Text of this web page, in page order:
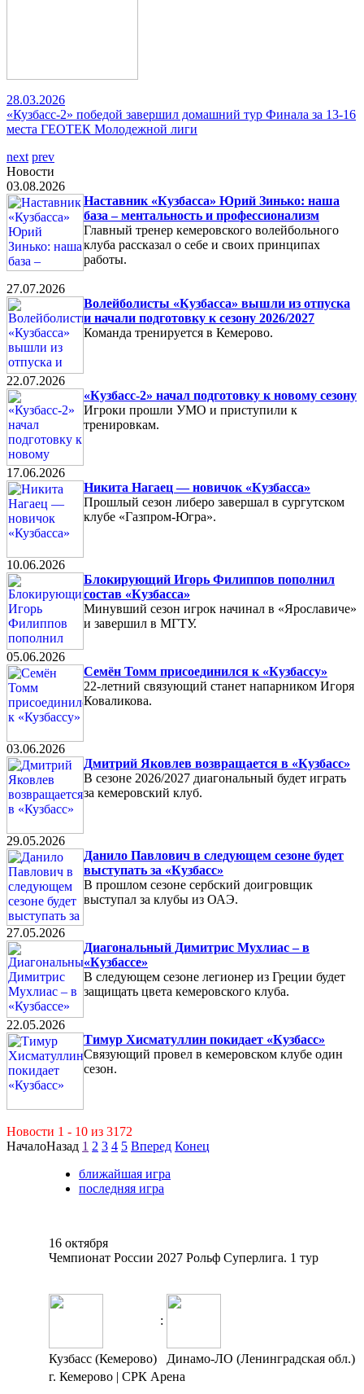
28.03.2026
«Кузбасс-2» победой завершил домашний тур Финала за 13-16
места ГЕОТЕК Молодежной лиги
next prev
Новости
03.08.2026
Наставник «Кузбасса» Юрий Зинько: наша
база – ментальность и профессионализм
Главный тренер кемеровского волейбольного
клуба рассказал о себе и своих принципах
работы.
27.07.2026
Волейболисты «Кузбасса» вышли из отпуска
и начали подготовку к сезону 2026/2027
Команда тренируется в Кемерово.
22.07.2026
«Кузбасс-2» начал подготовку к новому сезону
Игроки прошли УМО и приступили к
тренировкам.
17.06.2026
Никита Нагаец — новичок «Кузбасса»
Прошлый сезон либеро завершал в сургутском
клубе «Газпром-Югра».
10.06.2026
Блокирующий Игорь Филиппов пополнил
состав «Кузбасса»
Минувший сезон игрок начинал в «Ярославиче»
и завершил в МГТУ.
05.06.2026
Семён Томм присоединился к «Кузбассу»
22-летний связующий станет напарником Игоря
Коваликова.
03.06.2026
Дмитрий Яковлев возвращается в «Кузбасс»
В сезоне 2026/2027 диагональный будет играть
за кемеровский клуб.
29.05.2026
Данило Павлович в следующем сезоне будет
выступать за «Кузбасс»
В прошлом сезоне сербский доигровщик
выступал за клубы из ОАЭ.
27.05.2026
Диагональный Димитрис Мухлиас – в
«Кузбассе»
В следующем сезоне легионер из Греции будет
защищать цвета кемеровского клуба.
22.05.2026
Тимур Хисматуллин покидает «Кузбасс»
Связующий провел в кемеровском клубе один
сезон.
Новости 1 - 10 из 3172
НачалоНазад 1 2 3 4 5 Вперед Конец
ближайшая игра
последняя игра
16 октября
Чемпионат России 2027 Рольф Суперлига. 1 тур
:
Кузбасс (Кемерово)
Динамо-ЛО (Ленинградская обл.)
г. Кемерово | СРК Арена